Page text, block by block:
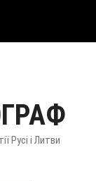
Русі і Литви